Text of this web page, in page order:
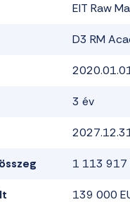
EIT Raw
D3 RM
3 év
1 113 917
139 000